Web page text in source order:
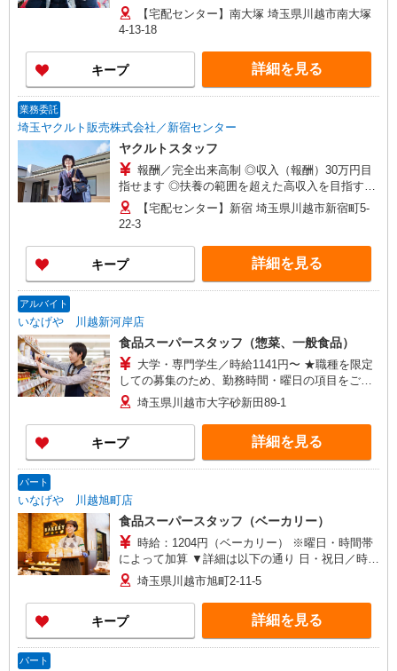
方、転職希望の方、育休復帰をお悩みの方 初めて
の方・少しでも不安のある方、お気軽にお問い合
収入補償期間／2ヶ月間 ※収入（報酬）補償1日：
5,705円 ◆商品買取りなし！働いた分はしっかり
稼げます◎ ※研修期間／本社研修4日間 収入保障
【宅配センター】南大塚 埼玉県川越市南大塚
4-13-18
キープ 詳細を見る
業務委託
埼玉ヤクルト販売株式会社／新宿センター
ヤクルトスタッフ
報酬／完全出来高制 ◎収入（報酬）30万円目
指せます ◎扶養の範囲を超えた高収入を目指す
方、転職希望の方、育休復帰をお悩みの方 初めて
の方・少しでも不安のある方、お気軽にお問い合
収入補償期間／2ヶ月間 ※収入（報酬）補償1日：
5,705円 ◆商品買取りなし！働いた分はしっかり
稼げます◎ ※研修期間／本社研修4日間 収入保障
【宅配センター】新宿 埼玉県川越市新宿町5-
22-3
キープ 詳細を見る
アルバイト
いなげや 川越新河岸店
食品スーパースタッフ（惣菜、一般食品）
大学・専門学生／時給1141円〜 ★職種を限定
しての募集のため、勤務時間・曜日の項目をご確
認ください。
埼玉県川越市大字砂新田89-1
キープ 詳細を見る
パート
いなげや 川越旭町店
食品スーパースタッフ（ベーカリー）
時給：1204円（ベーカリー） ※曜日・時間帯
によって加算 ▼詳細は以下の通り 日・祝日／時給
125円増 17:00〜17:30／時給100円増 ★学生以外
の長期希望の方はパート対象です。 ★職種を限定
しての募集のため、勤務時間・曜日の項目をご確
認ください。
埼玉県川越市旭町2-11-5
キープ 詳細を見る
パート